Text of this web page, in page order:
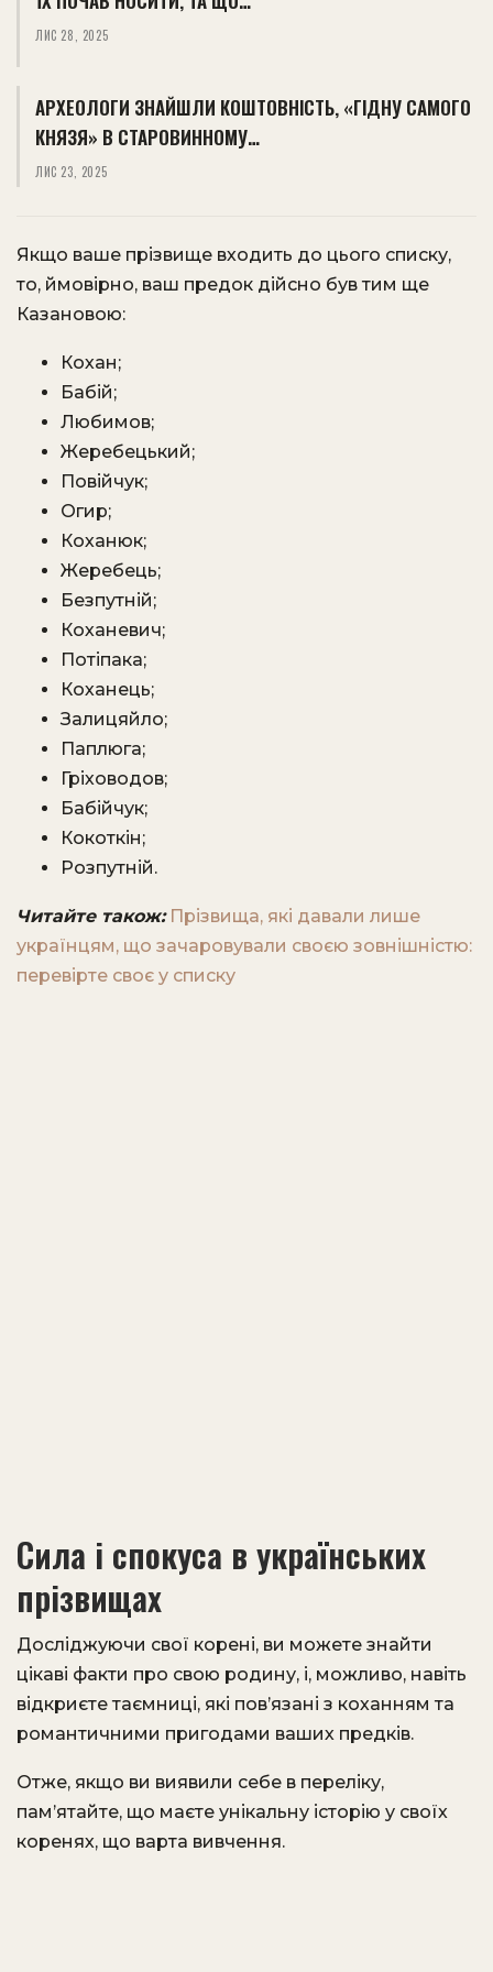
ЛИС 28, 2025
АРХЕОЛОГИ ЗНАЙШЛИ КОШТОВНІСТЬ, «ГІДНУ САМОГО
КНЯЗЯ» В СТАРОВИННОМУ…
ЛИС 23, 2025
Якщо ваше прізвище входить до цього списку,
то, ймовірно, ваш предок дійсно був тим ще
Казановою:
Кохан;
Бабій;
Любимов;
Жеребецький;
Повійчук;
Огир;
Коханюк;
Жеребець;
Безпутній;
Коханевич;
Потіпака;
Коханець;
Залицяйло;
Паплюга;
Гріховодов;
Бабійчук;
Кокоткін;
Розпутній.
Читайте також: Прізвища, які давали лише
українцям, що зачаровували своєю зовнішністю:
перевірте своє у списку
Сила і спокуса в українських
прізвищах
Досліджуючи свої корені, ви можете знайти
цікаві факти про свою родину, і, можливо, навіть
відкриєте таємниці, які пов’язані з коханням та
романтичними пригодами ваших предків.
Отже, якщо ви виявили себе в переліку,
пам’ятайте, що маєте унікальну історію у своїх
коренях, що варта вивчення.